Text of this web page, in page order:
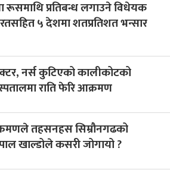
रूसमाथि प्रतिबन्ध लगाउने विधेयक
५ देशमा शतप्रतिशत भन्सार
नर्स कुटिएको कालीकोटको
राति फेरि आक्रमण
तहसनहस सिम्रौनगढको
खाल्डोले कसरी जोगायो ?